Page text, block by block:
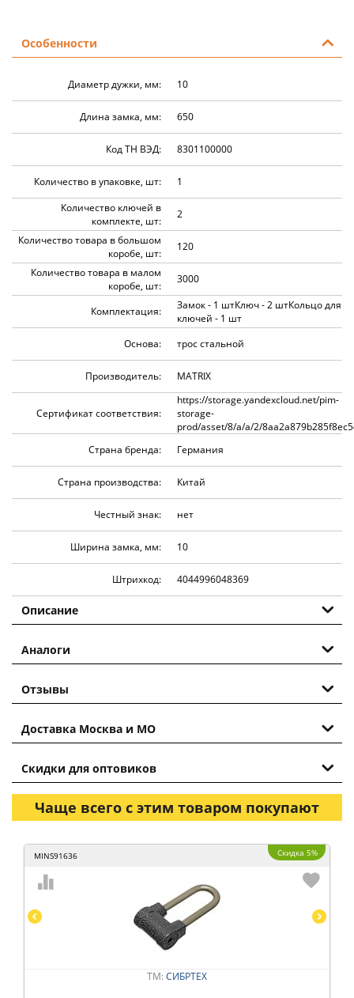
Особенности
Диаметр дужки, мм: 10
Длина замка, мм: 650
Код ТН ВЭД: 8301100000
Количество в упаковке, шт:
1
Количество ключей в
комплекте, шт:
2
Количество товара в большом
коробе, шт:
120
Количество товара в малом
коробе, шт:
3000
Комплектация:
Замок - 1 штКлюч - 2 штКольцо для
ключей - 1 шт
Основа:
трос стальной
Производитель: MATRIX
Сертификат соответствия:
https://storage.yandexcloud.net/pim-
storage-
prod/asset/8/a/a/2/
Страна бренда:
Германия
Страна производства: Китай
Честный знак: нет
Ширина замка, мм: 10
Штрихкод: 4044996048369
Описание
Аналоги
Отзывы
Доставка Москва и МО
Скидки для оптовиков
Чаще всего с этим товаром покупают
MINS91636 Скидка 5%
ТМ: СИБРТЕХ